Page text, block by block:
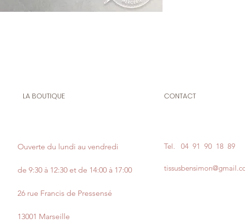
L'entoilage
fer à repasser
Lavable jusqu’à
LA BOUTIQUE
Ouverte du lundi au vendredi
de 9:30 à 12:30 et de 14:00 à 17:00
26 rue Francis de Pressensé
13001 Marseille
CONTACT
Tel. 04 91 90 18 89